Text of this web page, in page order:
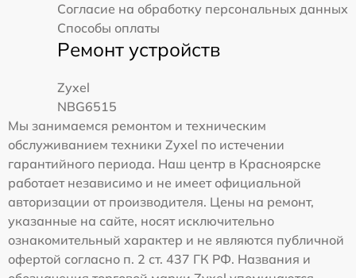
Согласие на обработку персональных данных
Способы оплаты
Ремонт устройств
Zyxel
NBG6515
Мы занимаемся ремонтом и техническим
обслуживанием техники Zyxel по истечении
гарантийного периода. Наш центр в Красноярске
работает независимо и не имеет официальной
авторизации от производителя. Цены на ремонт,
указанные на сайте, носят исключительно
ознакомительный характер и не являются публичной
офертой согласно п. 2 ст. 437 ГК РФ. Названия и